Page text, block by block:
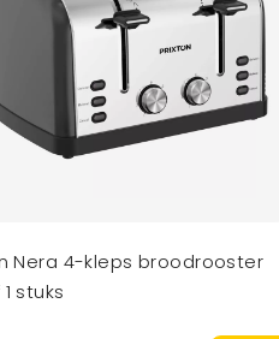
Nera 4-kleps broodrooster
stuks